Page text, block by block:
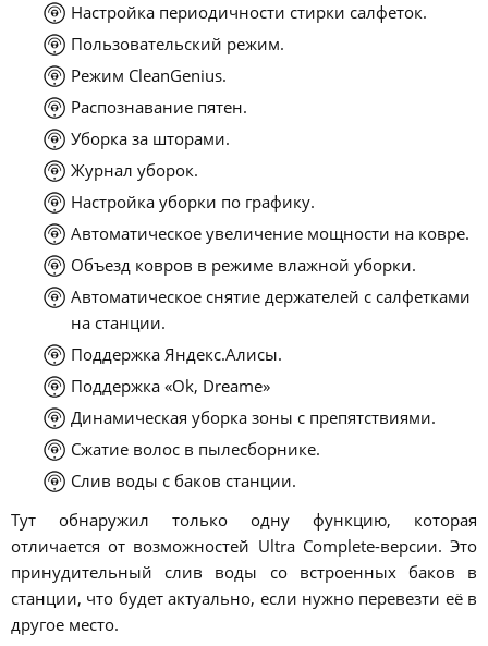
Настройка периодичности стирки салфеток.
Пользовательский режим.
Режим CleanGenius.
Распознавание пятен.
Уборка за шторами.
Журнал уборок.
Настройка уборки по графику.
Автоматическое увеличение мощности на ковре.
Объезд ковров в режиме влажной уборки.
Автоматическое снятие держателей с салфетками
на станции.
Поддержка Яндекс.Алисы.
Поддержка «Ok, Dreame»
Динамическая уборка зоны с препятствиями.
Сжатие волос в пылесборнике.
Слив воды с баков станции.
Тут обнаружил только одну функцию, которая
отличается от возможностей Ultra Complete-версии. Это
принудительный слив воды со встроенных баков в
станции, что будет актуально, если нужно перевезти её в
другое место.